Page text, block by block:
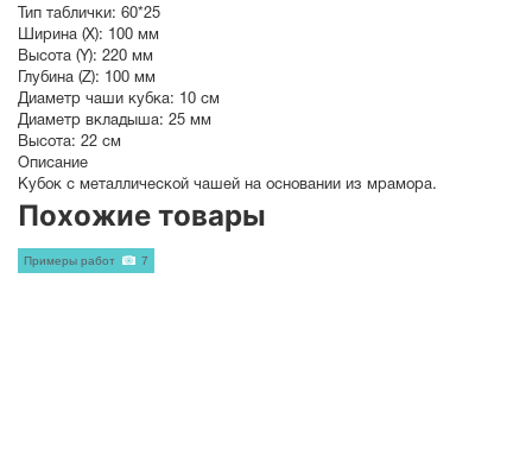
Тип таблички: 60*25
Ширина (X): 100 мм
Высота (Y): 220 мм
Глубина (Z): 100 мм
Диаметр чаши кубка: 10 см
Диаметр вкладыша: 25 мм
Высота: 22 см
Описание
Кубок с металлической чашей на основании из мрамора.
Похожие товары
Примеры работ 7